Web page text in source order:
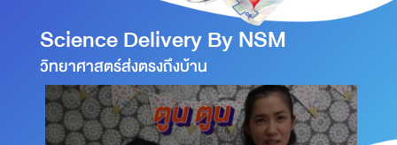
Science Delivery By NSM
วิทยาศาสตร์ส่งตรงถึงบ้าน